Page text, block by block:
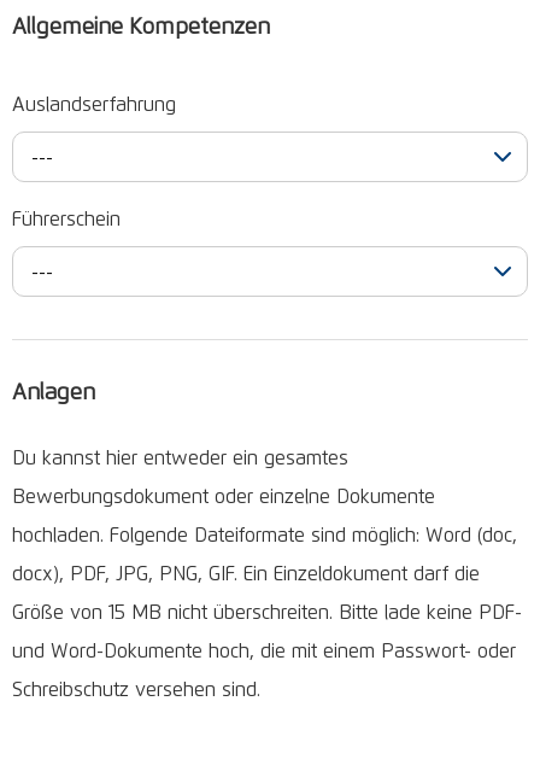
Allgemeine Kompetenzen
Auslandserfahrung
---
Führerschein
---
Anlagen
Du kannst hier entweder ein gesamtes
Bewerbungsdokument oder einzelne Dokumente
hochladen. Folgende Dateiformate sind möglich: Word (doc,
docx), PDF, JPG, PNG, GIF. Ein Einzeldokument darf die
Größe von 15 MB nicht überschreiten. Bitte lade keine PDF-
und Word-Dokumente hoch, die mit einem Passwort- oder
Schreibschutz versehen sind.